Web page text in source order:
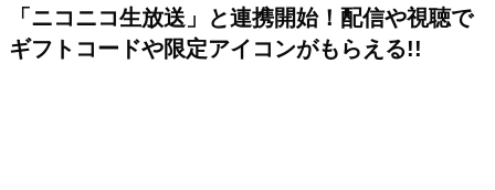
「ニコニコ生放送」と連携開始！配信や視聴で
ギフトコードや限定アイコンがもらえる!!